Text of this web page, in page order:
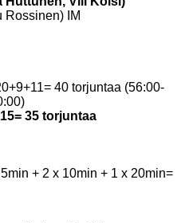
Rossinen) IM
40 torjuntaa (56:00-
35 torjuntaa
+ 2 x 10min + 1 x 20min=